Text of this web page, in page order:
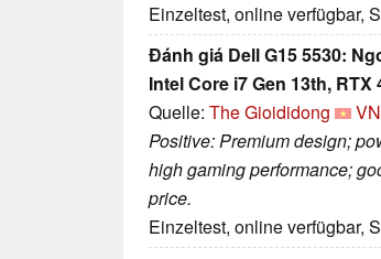
Einzeltest, online verfügbar,
Đánh giá Dell G15 5530:
Intel Core i7 Gen 13th, RTX
Quelle: The Gioididong
Positive: Premium design;
high gaming performance;
price.
Einzeltest, online verfügbar,